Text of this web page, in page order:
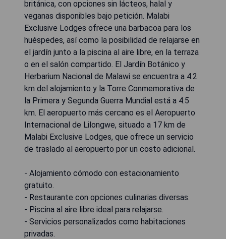
británica, con opciones sin lácteos, halal y
veganas disponibles bajo petición. Malabi
Exclusive Lodges ofrece una barbacoa para los
huéspedes, así como la posibilidad de relajarse en
el jardín junto a la piscina al aire libre, en la terraza
o en el salón compartido. El Jardín Botánico y
Herbarium Nacional de Malawi se encuentra a 4.2
km del alojamiento y la Torre Conmemorativa de
la Primera y Segunda Guerra Mundial está a 4.5
km. El aeropuerto más cercano es el Aeropuerto
Internacional de Lilongwe, situado a 17 km de
Malabi Exclusive Lodges, que ofrece un servicio
de traslado al aeropuerto por un costo adicional.
- Alojamiento cómodo con estacionamiento
gratuito.
- Restaurante con opciones culinarias diversas.
- Piscina al aire libre ideal para relajarse.
- Servicios personalizados como habitaciones
privadas.